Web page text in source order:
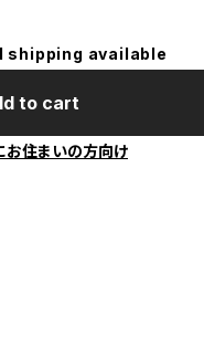
shipping available
to cart
お住まいの方向け